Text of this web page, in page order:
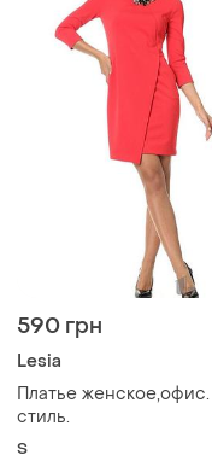
590 грн
Lesia
Платье женское,офис.
стиль.
S